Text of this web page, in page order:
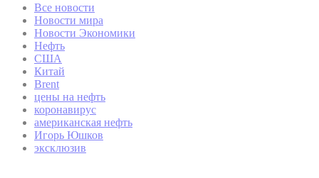
Все новости
Новости мира
Новости Экономики
Нефть
США
Китай
Brent
цены на нефть
коронавирус
американская нефть
Игорь Юшков
эксклюзив